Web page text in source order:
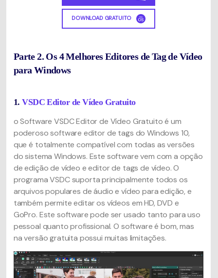
DOWNLOAD GRATUITO
Parte 2. Os 4 Melhores Editores de Tag de Vídeo
para Windows
1.VSDC Editor de Vídeo Gratuito
o Software VSDC Editor de Vídeo Gratuito é um
poderoso software editor de tags do Windows 10,
que é totalmente compatível com todas as versões
do sistema Windows. Este software vem com a opção
de edição de vídeo e editor de tags de vídeo. O
programa VSDC suporta principalmente todos os
arquivos populares de áudio e vídeo para edição, e
também permite editar os vídeos em HD, DVD e
GoPro. Este software pode ser usado tanto para uso
pessoal quanto profissional. O software é bom, mas
na versão gratuita possui muitas limitações.